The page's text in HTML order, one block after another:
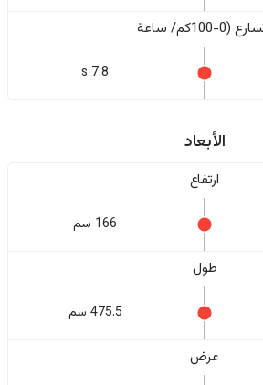
(0-100كم/ ساعة
7.8 s
الأبعاد
ارتفاع
166 سم
طول
475.5 سم
عرض